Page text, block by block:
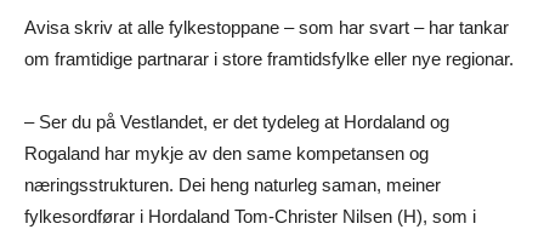
Avisa skriv at alle fylkestoppane – som har svart – har tankar
om framtidige partnarar i store framtidsfylke eller nye regionar.
– Ser du på Vestlandet, er det tydeleg at Hordaland og
Rogaland har mykje av den same kompetansen og
næringsstrukturen. Dei heng naturleg saman, meiner
fylkesordførar i Hordaland Tom-Christer Nilsen (H), som i